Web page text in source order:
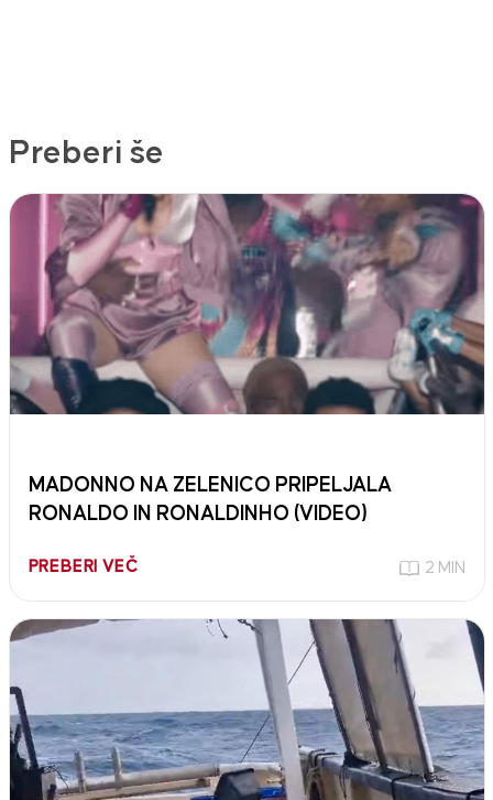
Preberi še
MADONNO NA ZELENICO PRIPELJALA
RONALDO IN RONALDINHO (VIDEO)
PREBERI VEČ 2 MIN